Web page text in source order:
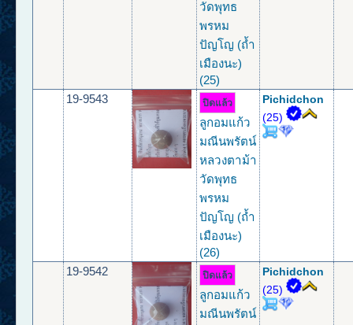
วัดพุทธ
พรหม
ปัญโญ (ถ้ำ
เมืองนะ)
(25)
19-9543 ปิดแล้ว
ลูกอมแก้ว
มณีนพรัตน์
หลวงตาม้า
วัดพุทธ
พรหม
ปัญโญ (ถ้ำ
เมืองนะ)
(26)
Pichidchon
(25)
19-9542 ปิดแล้ว
ลูกอมแก้ว
มณีนพรัตน์
Pichidchon
(25)